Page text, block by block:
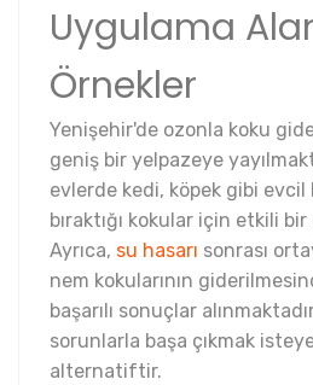
Uygulama
Örnekler
Yenişehir'de ozonla koku
geniş bir yelpazeye
evlerde kedi, köpek gibi evcil
bıraktığı kokular için etkili
Ayrıca, su hasarı sonrası
nem kokularının
başarılı sonuçlar
sorunlarla başa çıkmak
alternatiftir.